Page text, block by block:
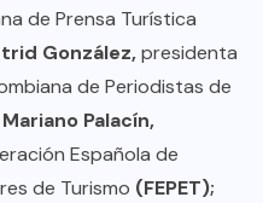
de Prensa Turística
González,presidenta
de Periodistas de
Palacín,
Española de
de Turismo (FEPET);